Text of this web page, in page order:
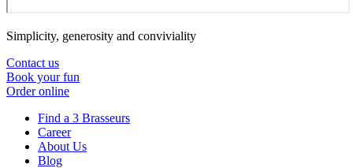
Simplicity, generosity and conviviality
Contact us
Book your fun
Order online
Find a 3 Brasseurs
Career
About Us
Blog